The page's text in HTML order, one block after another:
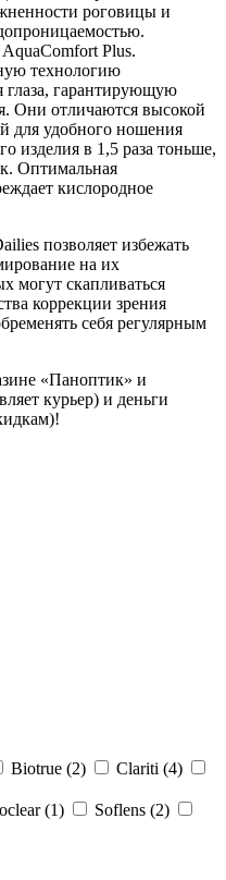
роговицы и
Plus.
технологию
глаза, гарантирующую
Они отличаются высокой
для удобного ношения
изделия в 1,5 раза тоньше,
Оптимальная
кислородное
позволяет избежать
на их
могут скапливаться
коррекции зрения
себя регулярным
«Паноптик» и
курьер) и деньги
Biotrue (2) Clariti (4)
(1) Soflens (2)